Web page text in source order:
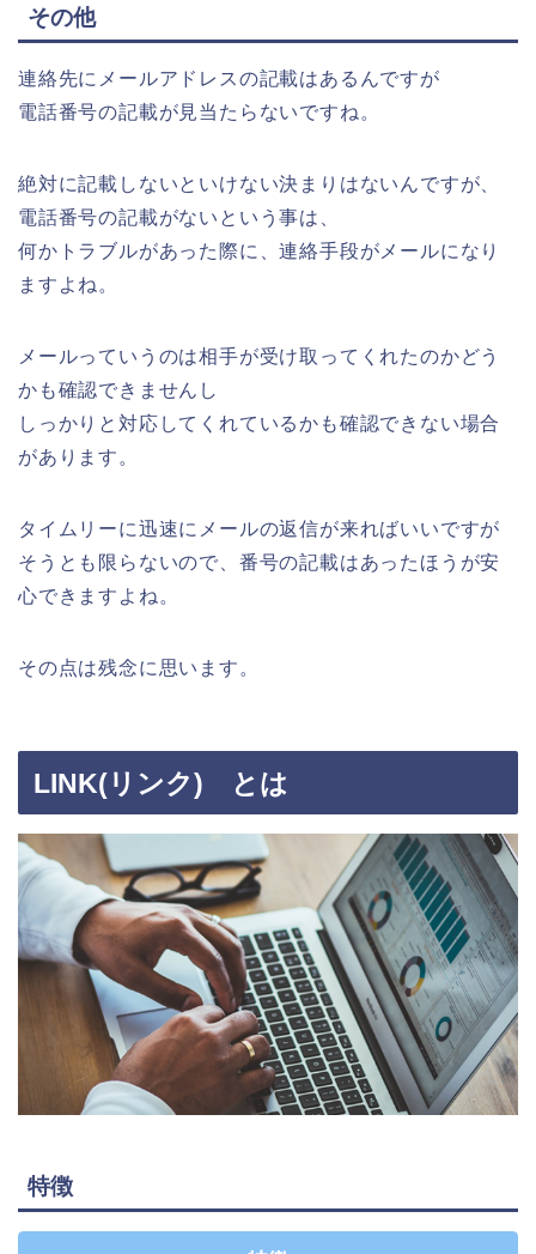
その他
連絡先にメールアドレスの記載はあるんですが
電話番号の記載が見当たらないですね。
絶対に記載しないといけない決まりはないんですが、
電話番号の記載がないという事は、
何かトラブルがあった際に、連絡手段がメールになり
ますよね。
メールっていうのは相手が受け取ってくれたのかどう
かも確認できませんし
しっかりと対応してくれているかも確認できない場合
があります。
タイムリーに迅速にメールの返信が来ればいいですが
そうとも限らないので、番号の記載はあったほうが安
心できますよね。
その点は残念に思います。
LINK(リンク) とは
特徴